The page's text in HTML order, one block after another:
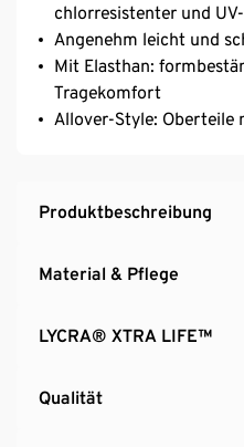
chlorresistenter und
Angenehm leicht und
Mit Elasthan:
Tragekomfort
Allover-Style: Oberteile
Produktbeschreibung
Material & Pflege
LYCRA® XTRA LIFE™
Qualität